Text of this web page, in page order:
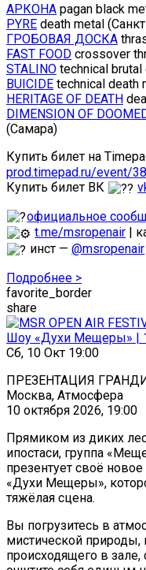
АРКОНА pagan black
PYRE death metal
ГРОБОВАЯ ДОСКА
FAST FOOD crossover
STALINO technical
BUICIDE technical death
HERITAGE OF DEATH
DIMENSION OF
(Самара)
Купить билет на
prod.timepad.ru/event/
Купить билет ВК
официальное
t.me/msropenair |
инст —@msropenair
Подробнее >
favorite_border
share
Шоу «Духи Мещеры» |
Сб, 10 Окт 19:00
ПРЕЗЕНТАЦИЯ
Москва, Атмосфера
10 октября 2026, 19:00
Прямиком из диких
ипостаси, группа
презентует своё
«Духи Мещеры»,
тяжёлая сцена.
Вы погрузитесь в
мистической
происходящего в зале,